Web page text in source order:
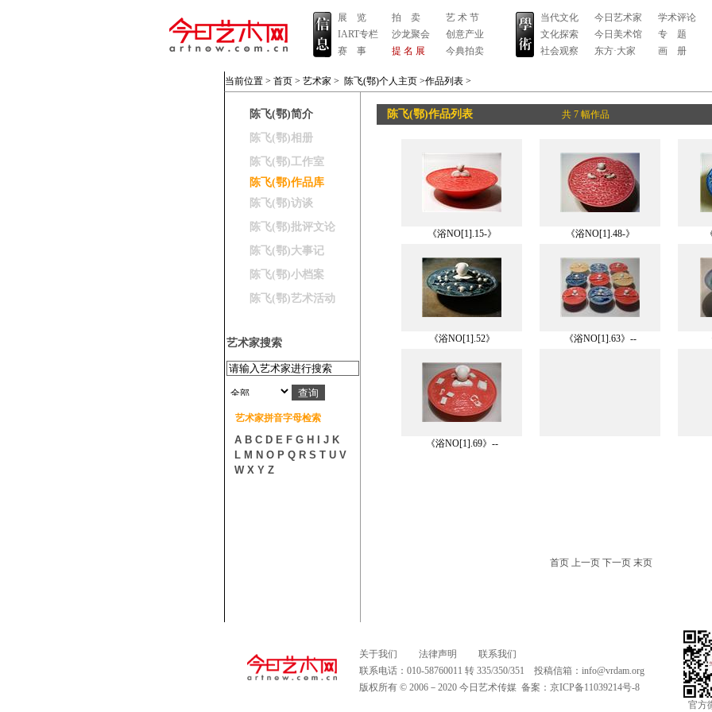
展 览
IART专栏
赛 事
拍 卖
沙龙聚会
提 名 展
艺 术 节
创意产业
今典拍卖
当代文化
文化探索
社会观察
今日艺术家
今日美术馆
东方·大家
学术评论
专 题
画 册
当前位置 > 首页 > 艺术家 > 陈飞(鄂)个人主页 >作品列表 >
陈飞(鄂)简介
陈飞(鄂)相册
陈飞(鄂)工作室
陈飞(鄂)作品库
陈飞(鄂)访谈
陈飞(鄂)批评文论
陈飞(鄂)大事记
陈飞(鄂)小档案
陈飞(鄂)艺术活动
艺术家搜索
艺术家拼音字母检索
A B C D E F G H J K
L M N O P Q R S T U V
W X Y Z
陈飞(鄂)作品列表 共 7 幅作品
《浴NO[1].15-》 《浴NO[1].48-》
《浴NO[1].52》 《浴NO[1].63》--
《浴NO[1].69》--
首页 上一页 下一页 末页
关于我们 法律声明
联系我们
联系电话：010-58760011 转 335/350/351 投稿信箱： info@vrdam.org
版权所有 © 2006－2020 今日艺术传媒 备案： 京ICP备11039214号-8
官方